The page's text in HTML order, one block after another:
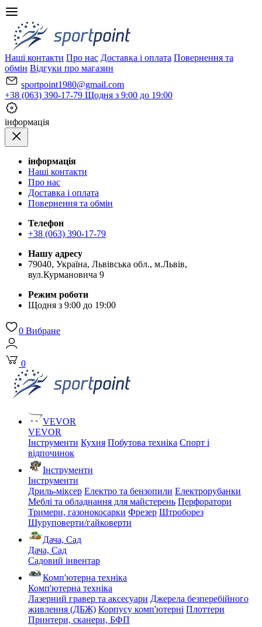
Наші контакти Про нас Доставка і оплата Повернення та
обмін Відгуки про магазин
sportpoint1980@gmail.com
+38 (063) 390-17-79 Щодня з 9:00 до 19:00
iнформація
iнформація
Наші контакти
Про нас
Доставка і оплата
Повернення та обмін
Телефон
+38 (063) 390-17-79
Нашу адресу
79040, Україна, Львівська обл., м.Львів,
вул.Курмановича 9
Режим роботи
Щодня з 9:00 до 19:00
0 Вибране
0
VEVOR
VEVOR
Інструменти Кухня Побутова техніка Спорт і
відпочинок
Інструменти
Інструменти
Дриль-міксер Електро та бензопили Електрорубанки
Меблі та обладнання для майстерень Перфоратори
Тримери, газонокосарки Фрезер Штроборез
Шуруповерти/гайковерти
Дача, Сад
Дача, Сад
Садовий інвентар
Комп'ютерна техніка
Комп'ютерна техніка
Лазерний гравер та аксесуари Джерела безперебійного
живлення (ДБЖ) Корпусу комп'ютерні Плоттери
Принтери, сканери, БФП